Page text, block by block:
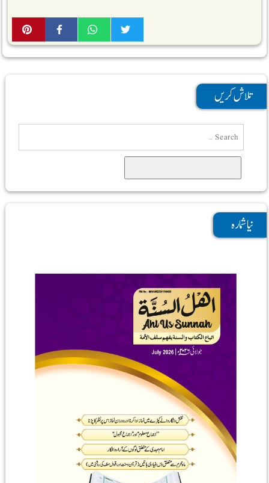
تلاش کریں
نیا شمارہ